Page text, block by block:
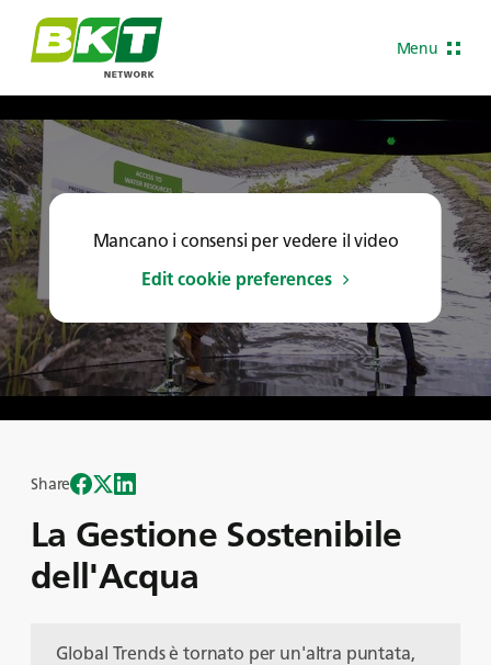
Menu
Mancano i consensi per vedere il video
Edit cookie preferences
La Gestione Sostenibile
dell'Acqua
Share
Global Trends è tornato per un'altra puntata,